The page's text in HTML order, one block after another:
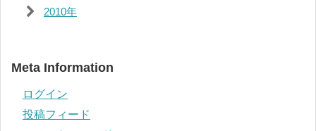
2010年
Meta Information
ログイン
投稿フィード